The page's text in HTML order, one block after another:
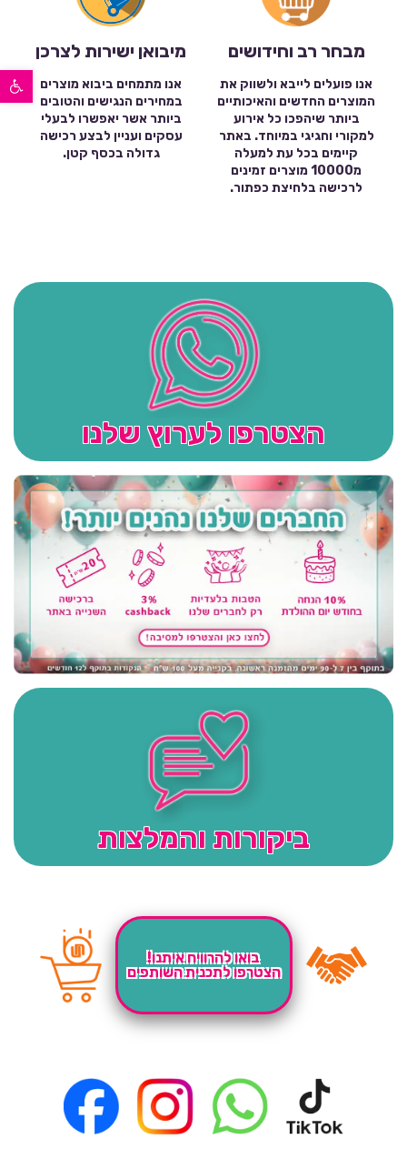
פתח סרגל נגישות
מבחר רב וחידושים
אנו פועלים לייבא ולשווק את
המוצרים החדשים והאיכותיים
ביותר שיהפכו כל אירוע
למקורי וחגיגי במיוחד. באתר
קיימים בכל עת למעלה
מ10000 מוצרים זמינים
לרכישה בלחיצת כפתור.
מיבואן ישירות לצרכן
אנו מתמחים ביבוא מוצרים
במחירים הנגישים והטובים
ביותר אשר יאפשרו לבעלי
עסקים ועניין לבצע רכישה
גדולה בכסף קטן.
הצטרפו לערוץ שלנו
ביקורות והמלצות
בואו להרוויח איתנו!
הצטרפו לתכנית השותפים